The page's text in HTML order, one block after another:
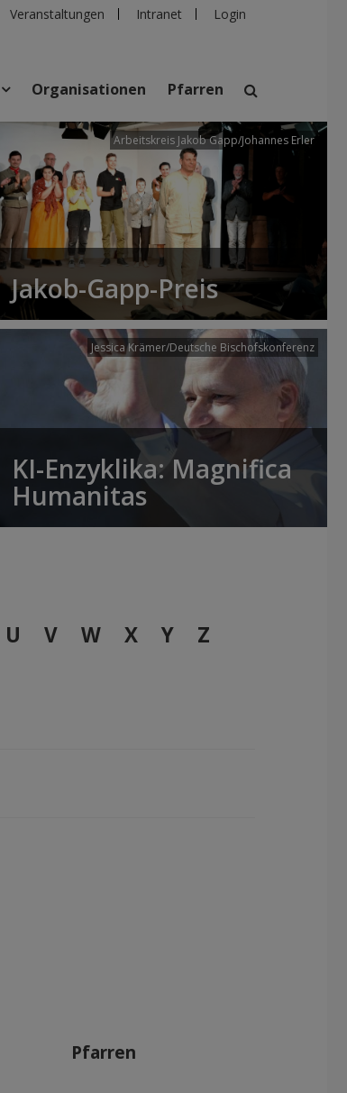
Veranstaltungen Intranet Login
suchen
Personen Pfarren Einrichtungen
Organisationen Pfarren
Arbeitskreis Jakob Gapp/Johannes Erler
Jakob-Gapp-Preis
Jessica Krämer/Deutsche Bischofskonferenz
KI-Enzyklika: Magnifica
Humanitas
U V W X Y Z
Pfarren